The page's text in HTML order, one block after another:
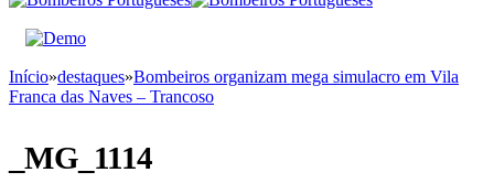
Início»destaques»Bombeiros organizam mega simulacro em Vila
Franca das Naves – Trancoso
_MG_1114